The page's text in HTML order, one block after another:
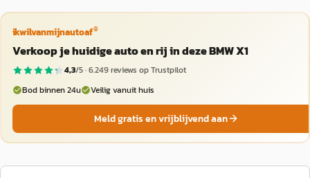
ikwilvanmijnautoaf®
Verkoop je huidige auto en rij in deze BMW X1
4,3/5 ·6.249reviews op Trustpilot
Bod binnen 24u
Veilig vanuit huis
Meld gratis en vrijblijvend aan